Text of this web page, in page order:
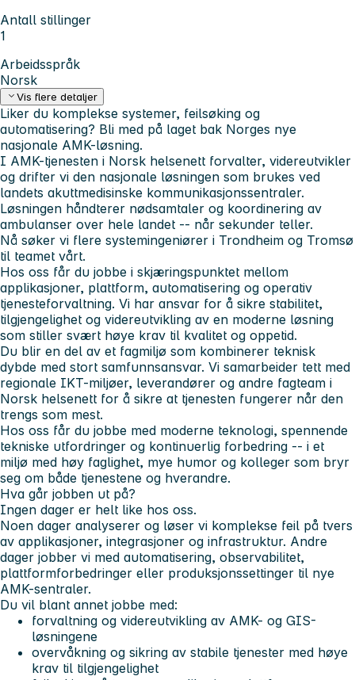
Antall stillinger
1
Arbeidsspråk
Norsk
Vis flere detaljer
Liker du komplekse systemer, feilsøking og
automatisering? Bli med på laget bak Norges nye
nasjonale AMK-løsning.
I AMK-tjenesten i Norsk helsenett forvalter, videreutvikler
og drifter vi den nasjonale løsningen som brukes ved
landets akuttmedisinske kommunikasjonssentraler.
Løsningen håndterer nødsamtaler og koordinering av
ambulanser over hele landet -- når sekunder teller.
Nå søker vi flere systemingeniører i Trondheim og Tromsø
til teamet vårt.
Hos oss får du jobbe i skjæringspunktet mellom
applikasjoner, plattform, automatisering og operativ
tjenesteforvaltning. Vi har ansvar for å sikre stabilitet,
tilgjengelighet og videreutvikling av en moderne løsning
som stiller svært høye krav til kvalitet og oppetid.
Du blir en del av et fagmiljø som kombinerer teknisk
dybde med stort samfunnsansvar. Vi samarbeider tett med
regionale IKT-miljøer, leverandører og andre fagteam i
Norsk helsenett for å sikre at tjenesten fungerer når den
trengs som mest.
Hos oss får du jobbe med moderne teknologi, spennende
tekniske utfordringer og kontinuerlig forbedring -- i et
miljø med høy faglighet, mye humor og kolleger som bryr
seg om både tjenestene og hverandre.
Hva går jobben ut på?
Ingen dager er helt like hos oss.
Noen dager analyserer og løser vi komplekse feil på tvers
av applikasjoner, integrasjoner og infrastruktur. Andre
dager jobber vi med automatisering, observabilitet,
plattformforbedringer eller produksjonssettinger til nye
AMK-sentraler.
Du vil blant annet jobbe med:
forvaltning og videreutvikling av AMK- og GIS-
løsningene
overvåkning og sikring av stabile tjenester med høye
krav til tilgjengelighet